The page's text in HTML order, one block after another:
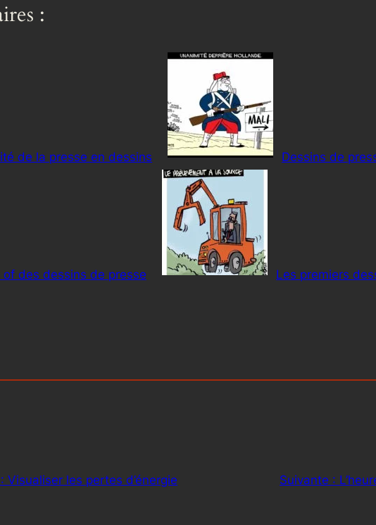
:
de la presse en dessins Dessins de
of des dessins de presse Les premiers
Visualiser les pertes d’énergie Suivante :